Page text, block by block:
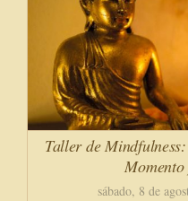
Taller de
sábado, 8 de